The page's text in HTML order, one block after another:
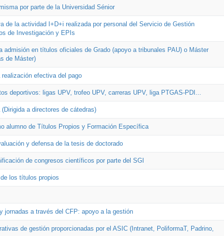
por parte de la Universidad Sénior
de la actividad I+D+i realizada por personal del Servicio de Gestión
de Investigación y EPIs
admisión en títulos oficiales de Grado (apoyo a tribunales PAU) o Máster
de Máster)
efectiva del pago
deportivos: ligas UPV, trofeo UPV, carreras UPV, liga PTGAS-PDI...
a directores de cátedras)
alumno de Títulos Propios y Formación Específica
y defensa de la tesis de doctorado
de congresos científicos por parte del SGI
los títulos propios
jornadas a través del CFP: apoyo a la gestión
de gestión proporcionadas por el ASIC (Intranet, PoliformaT, Padrino,